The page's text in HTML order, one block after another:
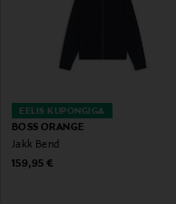
EELIS KUPONGIGA
BOSS ORANGE
Jakk Bend
Original Price
159,95 €